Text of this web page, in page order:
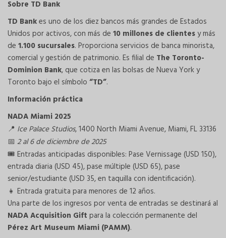
Sobre TD Bank
TD Bankes uno de los diez bancos más grandes de Estados
Unidos por activos, con más de 10 millones de clientesy más
de 1.100 sucursales. Proporciona servicios de banca minorista,
comercial y gestión de patrimonio. Es filial de The Toronto-
Dominion Bank, que cotiza en las bolsas de Nueva York y
Toronto bajo el símbolo “TD”.
Información práctica
NADA Miami 2025
📍 Ice Palace Studios, 1400 North Miami Avenue, Miami, FL 33136
📅 2 al 6 de diciembre de 2025
🎟 Entradas anticipadas disponibles: Pase Vernissage (USD 150),
entrada diaria (USD 45), pase múltiple (USD 65), pase
senior/estudiante (USD 35, en taquilla con identificación).
👧 Entrada gratuita para menores de 12 años.
Una parte de los ingresos por venta de entradas se destinará al
NADA Acquisition Gift para la colección permanente del
Pérez Art Museum Miami (PAMM).